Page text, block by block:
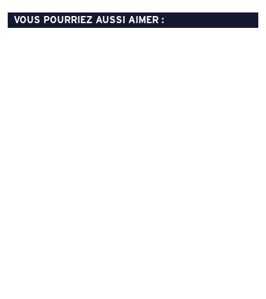
VOUS POURRIEZ AUSSI AIMER :